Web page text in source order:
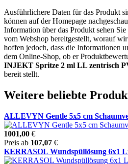
Ausführlichere Daten für das Produkt
können auf der Homepage
Information über das Produkt sehen
vom Webshop bereitgestellt, worauf
hoffen jedoch, dass die Informationen
dem Online-Shop, ob er
INJEKT Spritze 2 ml LL zentrisch
bereit stellt.
Weitere beliebte
ALLEVYN Gentle 5x5 cm
1001,00 €
Preis ab 107,07 €
KERRASOL Wundspüllösung 6x1